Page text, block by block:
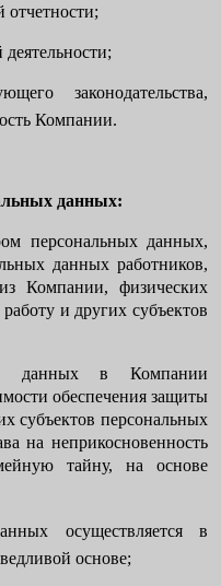
отчетности;
законодательства,
Компании.
данных:
персональных данных,
данных работников,
Компании, физических
и других субъектов
данных в Компании
обеспечения защиты
субъектов персональных
на неприкосновенность
тайну, на основе
осуществляется в
основе;